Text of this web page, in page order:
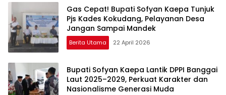
Gas Cepat! Bupati Sofyan Kaepa Tunjuk
Pjs Kades Kokudang, Pelayanan Desa
Jangan Sampai Mandek
Berita Utama 22 April 2026
Bupati Sofyan Kaepa Lantik DPPI Banggai
Laut 2025–2029, Perkuat Karakter dan
Nasionalisme Generasi Muda